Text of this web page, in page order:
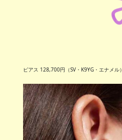
ピアス 128,700円（SV・K9YG・エナメル）